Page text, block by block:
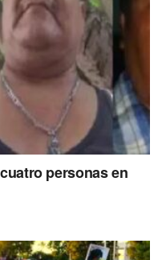
de altura, tiene sus
de protección. El
,Pedro Santos
Uh Junior
, tiene que
que se suban más de
adecuaciones a este
incidentes entre la
por lo que debe existir
estructura.
personas en